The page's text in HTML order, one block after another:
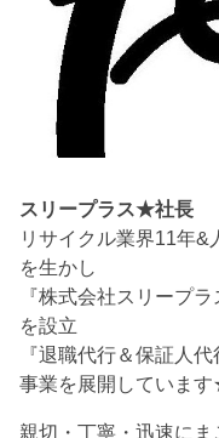
スリープラス★社長
リサイクル業界11年&
を生かし
『株式会社スリープラ
を設立
『退職代行＆保証人
事業を展開していま
親切・丁寧・迅速に